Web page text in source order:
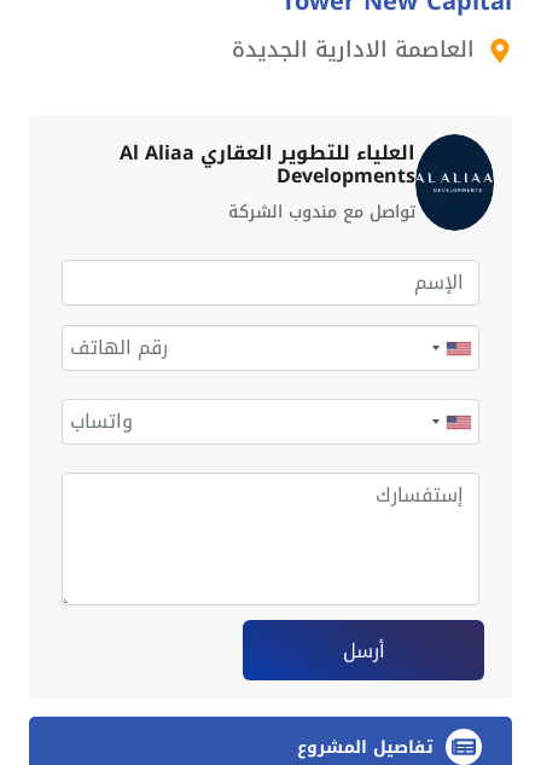
العاصمة الادارية الجديدة
العلياء للتطوير العقاري Al Aliaa
Developments
تواصل مع مندوب الشركة
أرسل
تفاصيل المشروع